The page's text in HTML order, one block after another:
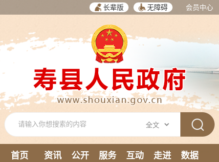
长辈版 无障碍 会员中心
首页 资讯 公开 服务 互动 走进
数据